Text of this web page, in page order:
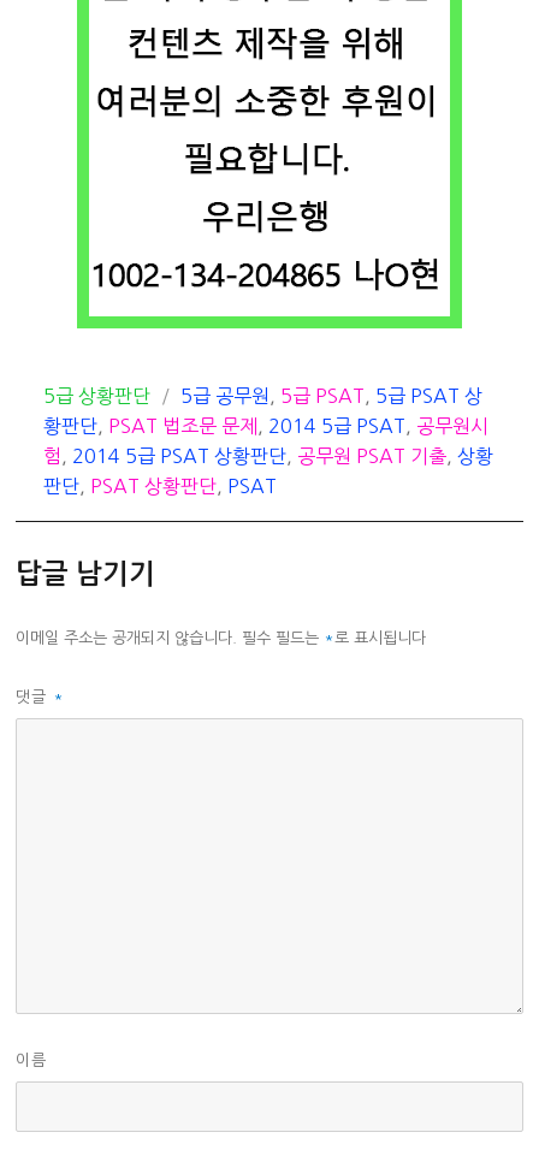
카
테
고
리
5급 상황판단
태
그
5급 공무원 5급 PSAT
5급 PSAT 상
황판단
PSAT 법조문 문제 2014 5급 PSAT
공무원시
험
2014 5급 PSAT 상황판단 공무원 PSAT 기출 ,상황
판단
PSAT 상황판단 PSAT
답글 남기기
이메일 주소는 공개되지 않습니다. 필수 필드는 * 로 표시됩니다
댓글 *
이름